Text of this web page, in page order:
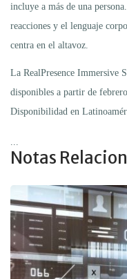
incluye a más de una
reacciones y el lenguaje
centra en el altavoz.
La RealPresence Immersive
disponibles a partir de
Disponibilidad en
Notas